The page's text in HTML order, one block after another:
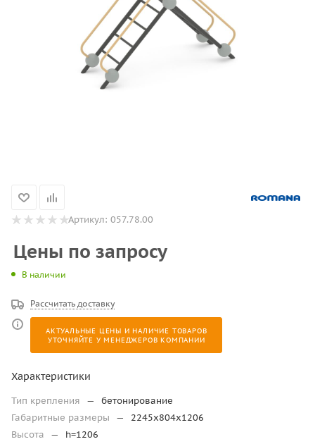
Артикул: 057.78.00
Цены по запросу
В наличии
Рассчитать доставку
АКТУАЛЬНЫЕ ЦЕНЫ И НАЛИЧИЕ ТОВАРОВ
УТОЧНЯЙТЕ У МЕНЕДЖЕРОВ КОМПАНИИ
Характеристики
Тип крепления —
бетонирование
Габаритные размеры
—
2245x804x1206
Высота
—
h=1206